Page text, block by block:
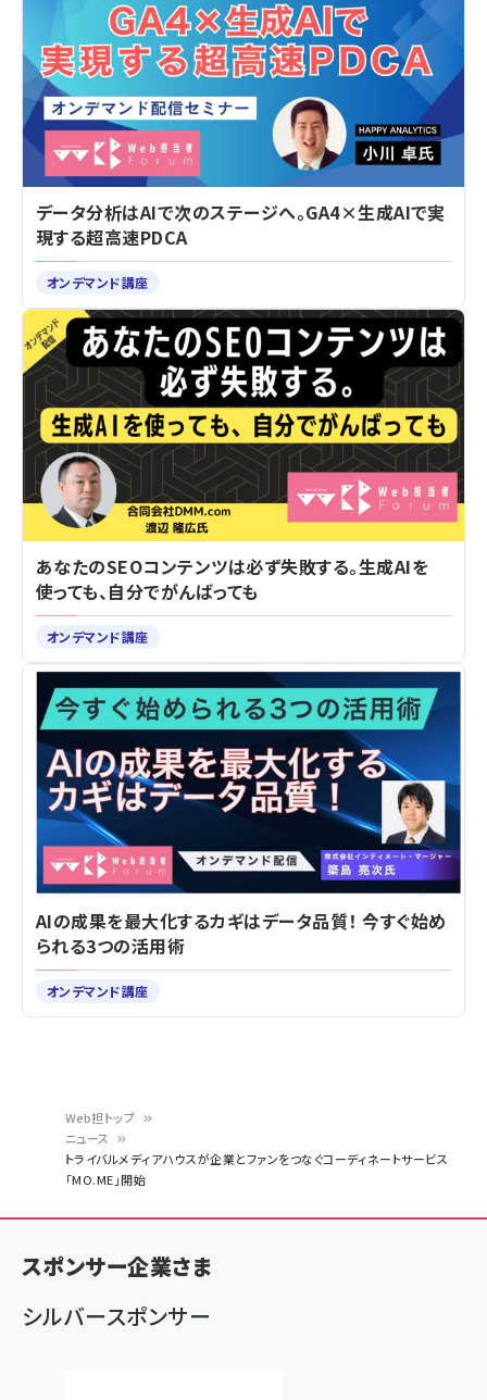
く
ず
Web担トップ
ニュース
トライバルメディアハウスが企業とファンをつなぐコーディネートサービス
「MO.ME」開始
データ分析はAIで次のステージへ。GA4×生成AIで実
現する超高速PDCA
オンデマンド講座
あなたのSEOコンテンツは必ず失敗する。生成AIを
使っても、自分でがんばっても
オンデマンド講座
AIの成果を最大化するカギはデータ品質！ 今すぐ始め
られる3つの活用術
オンデマンド講座
スポンサー企業さま
シルバースポンサー